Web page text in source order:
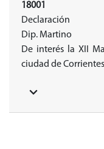
18001
Declaración
Dip. Martino
De interés la XII
ciudad de